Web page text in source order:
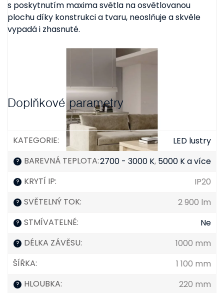
s poskytnutím maxima světla na osvětlovanou
plochu díky konstrukci a tvaru, neoslňuje a skvěle
vypadá i zhasnuté.
Doplňkové parametry
KATEGORIE: LED lustry
? BAREVNÁ TEPLOTA:2700 - 3000 K, 5000 K a více
? KRYTÍ IP: IP20
? SVĚTELNÝ TOK: 2 900 lm
? STMÍVATELNÉ: Ne
? DÉLKA ZÁVĚSU:
1000 mm
ŠÍŘKA: 1 100 mm
? HLOUBKA:
220 mm